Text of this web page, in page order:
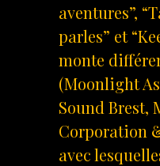
aventures”,
parles” et
monte
(Moonlight
Sound Brest,
Corporation
avec